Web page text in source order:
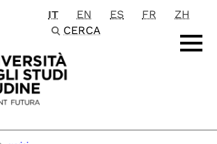
contenuto principale
IT EN ES FR
ZH
CERCA